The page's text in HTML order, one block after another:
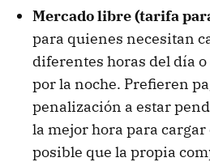
Mercado libre (tarifa
para quienes necesitan
diferentes horas del día
por la noche. Prefieren
penalización a estar
la mejor hora para cargar
posible que la propia